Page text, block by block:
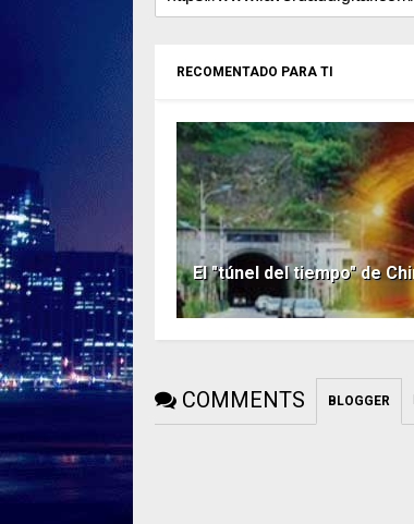
RECOMENTADO PARA TI
El "túnel del tiempo" de
COMMENTS BLOGGER